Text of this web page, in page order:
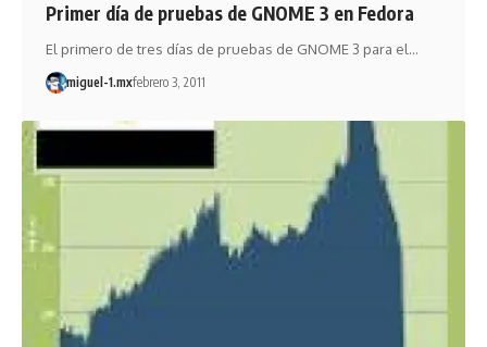
Primer día de pruebas de GNOME 3 en Fedora
El primero de tres días de pruebas de GNOME 3 para el…
miguel-1.mxfebrero 3, 2011